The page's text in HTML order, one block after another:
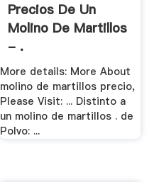
Precios De Un
Molino De Martillos
- .
More details: More About
molino de martillos precio,
Please Visit: ... Distinto a
un molino de martillos . de
Polvo: ...